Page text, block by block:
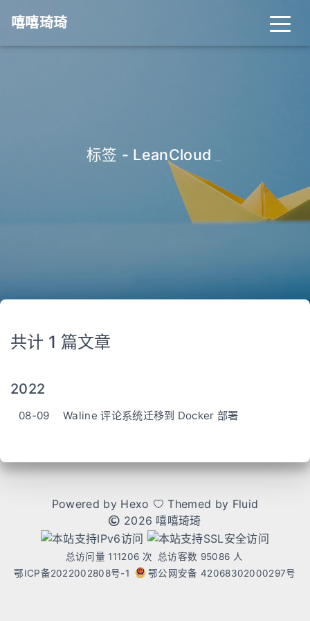
嘻嘻琦琦
标签 - LeanCloud
共计 1 篇文章
2022
08-09 Waline 评论系统迁移到 Docker 部署
Powered by Hexo Themed by Fluid
2026 嘻嘻琦琦
总访问量111206 次 总访客数 95086 人
鄂ICP备2022002808号-1
鄂公网安备 42068302000297号